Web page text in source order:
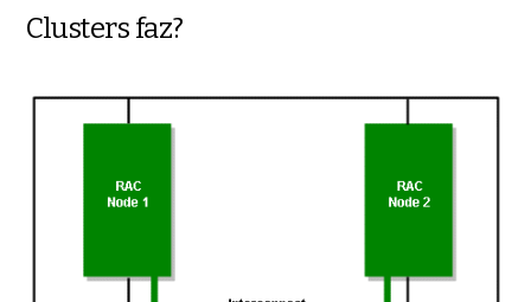
Clusters faz?